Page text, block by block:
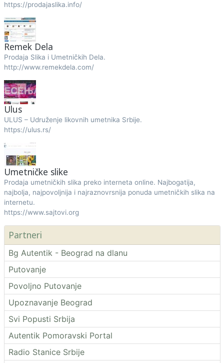
https://prodajaslika.info/
Remek Dela
Prodaja Slika i Umetničkih Dela.
http://www.remekdela.com/
Ulus
ULUS – Udruženje likovnih umetnika Srbije.
https://ulus.rs/
Umetničke slike
Prodaja umetničkih slika preko interneta online. Najbogatija,
najbolja, najpovoljnija i najraznovrsnija ponuda umetničkih slika na
internetu.
https://www.sajtovi.org
Partneri
Bg Autentik - Beograd na dlanu
Putovanje
Povoljno Putovanje
Upoznavanje Beograd
Svi Popusti Srbija
Autentik Pomoravski Portal
Radio Stanice Srbije